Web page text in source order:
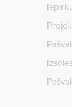
Izsoles